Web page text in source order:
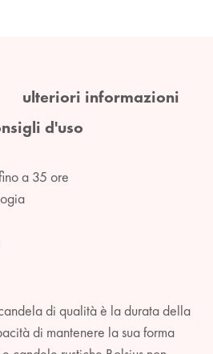
ulteriori informazioni
d'uso
a 35 ore
di qualità è la durata della
di mantenere la sua forma